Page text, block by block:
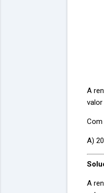
A
Com
A)
A